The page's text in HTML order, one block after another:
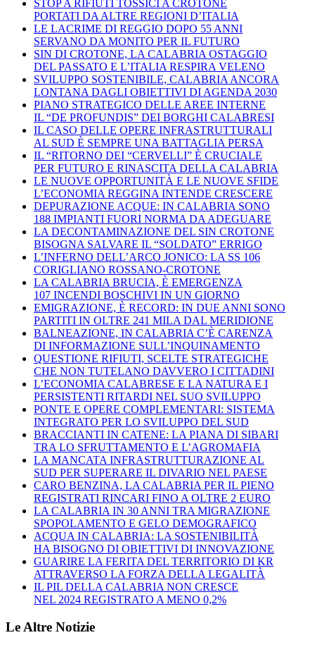
STOP A RIFIUTI TOSSICI A CROTONE
PORTATI DA ALTRE REGIONI D’ITALIA
LE LACRIME DI REGGIO DOPO 55 ANNI
SERVANO DA MONITO PER IL FUTURO
SIN DI CROTONE, LA CALABRIA OSTAGGIO
DEL PASSATO E L’ITALIA RESPIRA VELENO
SVILUPPO SOSTENIBILE, CALABRIA ANCORA
LONTANA DAGLI OBIETTIVI DI AGENDA 2030
PIANO STRATEGICO DELLE AREE INTERNE
IL “DE PROFUNDIS” DEI BORGHI CALABRESI
IL CASO DELLE OPERE INFRASTRUTTURALI
AL SUD È SEMPRE UNA BATTAGLIA PERSA
IL “RITORNO DEI “CERVELLI” È CRUCIALE
PER FUTURO E RINASCITA DELLA CALABRIA
LE NUOVE OPPORTUNITÀ E LE NUOVE SFIDE
L’ECONOMIA REGGINA INTENDE CRESCERE
DEPURAZIONE ACQUE: IN CALABRIA SONO
188 IMPIANTI FUORI NORMA DA ADEGUARE
LA DECONTAMINAZIONE DEL SIN CROTONE
BISOGNA SALVARE IL “SOLDATO” ERRIGO
L’INFERNO DELL’ARCO JONICO: LA SS 106
CORIGLIANO ROSSANO-CROTONE
LA CALABRIA BRUCIA, È EMERGENZA
107 INCENDI BOSCHIVI IN UN GIORNO
EMIGRAZIONE, È RECORD: IN DUE ANNI SONO
PARTITI IN OLTRE 241 MILA DAL MERIDIONE
BALNEAZIONE, IN CALABRIA C’È CARENZA
DI INFORMAZIONE SULL’INQUINAMENTO
QUESTIONE RIFIUTI, SCELTE STRATEGICHE
CHE NON TUTELANO DAVVERO I CITTADINI
L’ECONOMIA CALABRESE E LA NATURA E I
PERSISTENTI RITARDI NEL SUO SVILUPPO
PONTE E OPERE COMPLEMENTARI: SISTEMA
INTEGRATO PER LO SVILUPPO DEL SUD
BRACCIANTI IN CATENE: LA PIANA DI SIBARI
TRA LO SFRUTTAMENTO E L’AGROMAFIA
LA MANCATA INFRASTRUTTURAZIONE AL
SUD PER SUPERARE IL DIVARIO NEL PAESE
CARO BENZINA, LA CALABRIA PER IL PIENO
REGISTRATI RINCARI FINO A OLTRE 2 EURO
LA CALABRIA IN 30 ANNI TRA MIGRAZIONE
SPOPOLAMENTO E GELO DEMOGRAFICO
ACQUA IN CALABRIA: LA SOSTENIBILITÀ
HA BISOGNO DI OBIETTIVI DI INNOVAZIONE
GUARIRE LA FERITA DEL TERRITORIO DI KR
ATTRAVERSO LA FORZA DELLA LEGALITÀ
IL PIL DELLA CALABRIA NON CRESCE
NEL 2024 REGISTRATO A MENO 0,2%
Le Altre Notizie